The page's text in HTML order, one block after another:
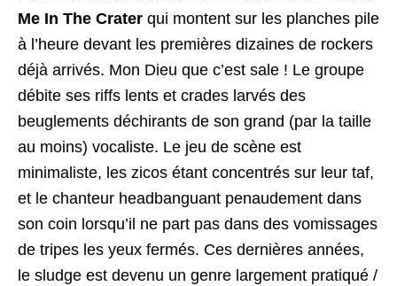
Me In The Crater qui montent sur les planches pile
à l’heure devant les premières dizaines de rockers
déjà arrivés. Mon Dieu que c’est sale ! Le groupe
débite ses riffs lents et crades larvés des
beuglements déchirants de son grand (par la taille
au moins) vocaliste. Le jeu de scène est
minimaliste, les zicos étant concentrés sur leur taf,
et le chanteur headbanguant penaudement dans
son coin lorsqu’il ne part pas dans des vomissages
de tripes les yeux fermés. Ces dernières années,
le sludge est devenu un genre largement pratiqué /